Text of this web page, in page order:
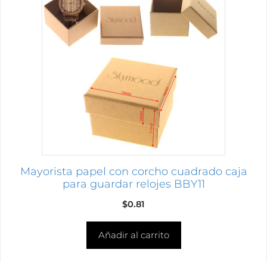
Mayorista papel con corcho cuadrado caja
para guardar relojes BBY11
$0.81
Añadir al carrito